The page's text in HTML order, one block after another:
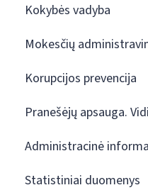
Kokybės vadyba
Mokesčių
Korupcijos prevencija
Pranešėjų apsauga.
Administracinė
Statistiniai duomenys